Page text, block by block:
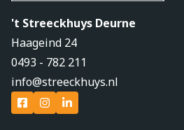
't Streeckhuys Deurne
Haageind 24
0493 - 782 211
info@streeckhuys.nl